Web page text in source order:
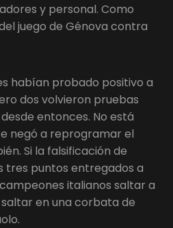
y personal. Como
juego de Génova contra
habían probado positivo a
dos volvieron pruebas
entonces. No está
negó a reprogramar el
Si la falsificación de
tres puntos entregados a
italianos saltar a
en una corbata de